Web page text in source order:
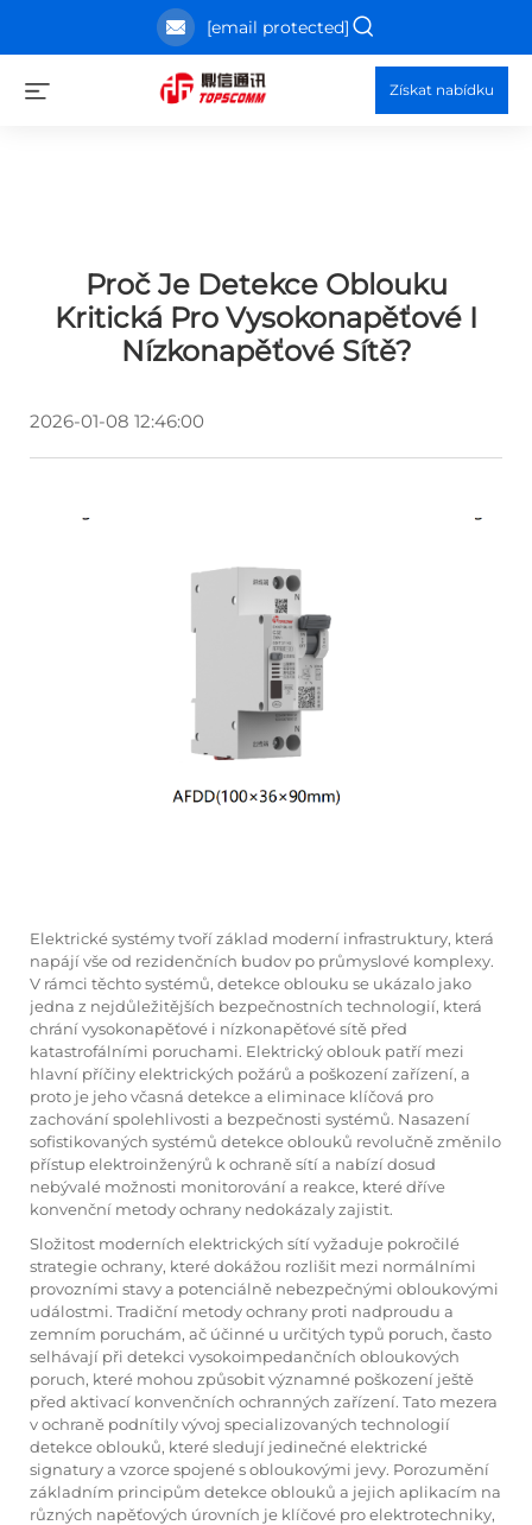
[email protected]
Získat nabídku
Proč Je Detekce Oblouku
Kritická Pro Vysokonapěťové I
Nízkonapěťové Sítě?
2026-01-08 12:46:00
Elektrické systémy tvoří základ moderní infrastruktury, která
napájí vše od rezidenčních budov po průmyslové komplexy.
V rámci těchto systémů, detekce oblouku se ukázalo jako
jedna z nejdůležitějších bezpečnostních technologií, která
chrání vysokonapěťové i nízkonapěťové sítě před
katastrofálními poruchami. Elektrický oblouk patří mezi
hlavní příčiny elektrických požárů a poškození zařízení, a
proto je jeho včasná detekce a eliminace klíčová pro
zachování spolehlivosti a bezpečnosti systémů. Nasazení
sofistikovaných systémů detekce oblouků revolučně změnilo
přístup elektroinženýrů k ochraně sítí a nabízí dosud
nebývalé možnosti monitorování a reakce, které dříve
konvenční metody ochrany nedokázaly zajistit.
Složitost moderních elektrických sítí vyžaduje pokročilé
strategie ochrany, které dokážou rozlišit mezi normálními
provozními stavy a potenciálně nebezpečnými obloukovými
událostmi. Tradiční metody ochrany proti nadproudu a
zemním poruchám, ač účinné u určitých typů poruch, často
selhávají při detekci vysokoimpedančních obloukových
poruch, které mohou způsobit významné poškození ještě
před aktivací konvenčních ochranných zařízení. Tato mezera
v ochraně podnítily vývoj specializovaných technologií
detekce oblouků, které sledují jedinečné elektrické
signatury a vzorce spojené s obloukovými jevy. Porozumění
základním principům detekce oblouků a jejich aplikacím na
různých napěťových úrovních je klíčové pro elektrotechniky,